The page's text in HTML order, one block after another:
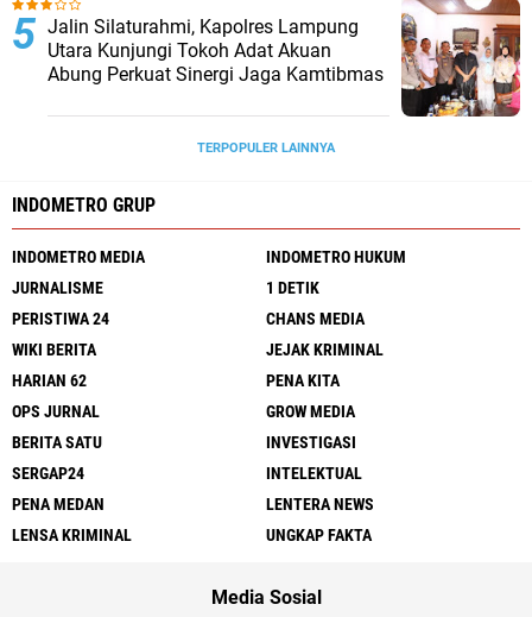
Jalin Silaturahmi, Kapolres Lampung
Utara Kunjungi Tokoh Adat Akuan
Abung Perkuat Sinergi Jaga Kamtibmas
TERPOPULER LAINNYA
INDOMETRO GRUP
INDOMETRO MEDIA
INDOMETRO HUKUM
JURNALISME
1 DETIK
PERISTIWA 24
CHANS MEDIA
WIKI BERITA
JEJAK KRIMINAL
HARIAN 62
PENA KITA
OPS JURNAL
GROW MEDIA
BERITA SATU
INVESTIGASI
SERGAP24
INTELEKTUAL
PENA MEDAN
LENTERA NEWS
LENSA KRIMINAL
UNGKAP FAKTA
Media Sosial